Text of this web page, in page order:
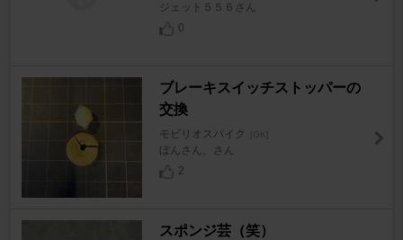
ジェット５５６さん
0
ブレーキスイッチストッパーの
交換
モビリオスパイク [GK]
ぼんさん。さん
2
スポンジ芸（笑）